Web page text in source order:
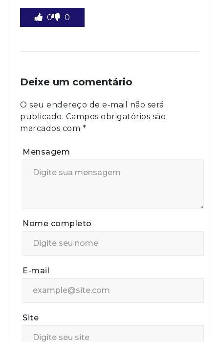
0 0
Deixe um comentário
O seu endereço de e-mail não será
publicado. Campos obrigatórios são
marcados com *
Mensagem
Nome completo
E-mail
Site